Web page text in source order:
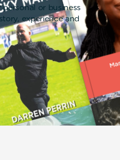
or business
experience and